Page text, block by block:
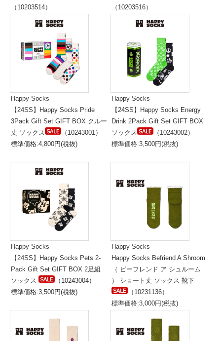
（10203514）
標準価格:5,300円(税抜)
（10203516）
標準価格:5,300円(税抜)
Happy Socks
【24SS】Happy Socks Pride
3Pack Gift Set GIFT BOX クルー
丈 ソックス
（10243001）
標準価格:4,800円(税抜)
Happy Socks
【24SS】Happy Socks Energy
Drink 2Pack Gift Set GIFT BOX
ソックス
（10243002）
標準価格:3,500円(税抜)
Happy Socks
【24SS】Happy Socks Pets 2-
Pack Gift Set GIFT BOX 2足組
ソックス
（10243004）
標準価格:3,500円(税抜)
Happy Socks
Happy Socks Befriend A Shroom
（ ビーフレンド ア シュルーム
） ショート丈 ソックス 靴下
（10231136）
標準価格:3,000円(税抜)